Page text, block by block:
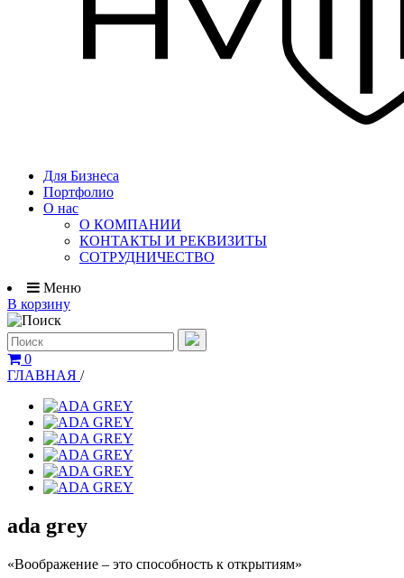
Для Бизнеса
Портфолио
О нас
О КОМПАНИИ
КОНТАКТЫ И РЕКВИЗИТЫ
СОТРУДНИЧЕСТВО
Меню
В корзину
0
ГЛАВНАЯ /
ada grey
«Воображение – это способность к открытиям»